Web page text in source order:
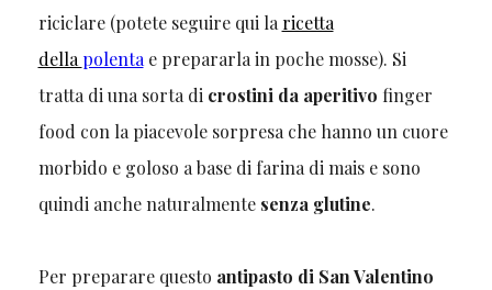
riciclare (potete seguire qui laricetta
dellapolentae prepararla in poche mosse). Si
tratta di una sorta di crostini da aperitivo finger
food con la piacevole sorpresa che hanno un cuore
morbido e goloso a base di farina di mais e sono
quindi anche naturalmente senza glutine.
Per preparare questo antipasto di San Valentino